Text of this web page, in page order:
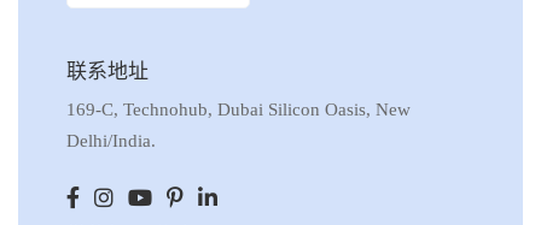
联系地址
169-C, Technohub, Dubai Silicon Oasis, New
Delhi/India.